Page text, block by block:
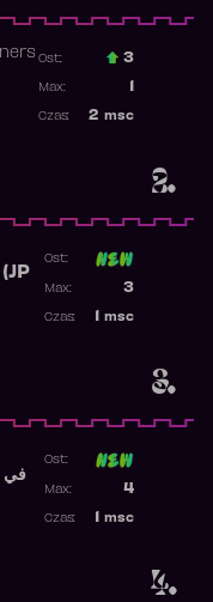
2.
Ost.: 3
Max:
2 msc
Czas:
3.
Ost:
3
Max:
msc
Czas:
4.
Ost:
4
Max:
msc
Czas: